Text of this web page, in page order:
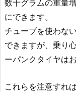
数十グラムの重量
にできます。
チューブを使わな
できますが、乗り
ーパンクタイヤは
これらを注意すれ